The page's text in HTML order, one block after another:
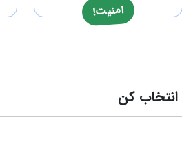
امنیت!
کن